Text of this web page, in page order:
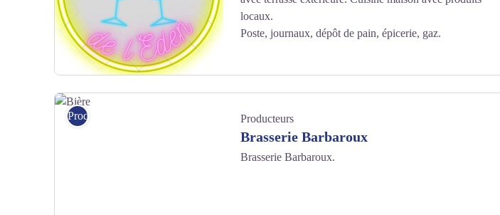
locaux.
Poste, journaux, dépôt de pain, épicerie, gaz.
Producteurs Producteurs
Brasserie Barbaroux
Brasserie Barbaroux.